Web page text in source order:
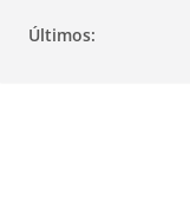
Últimos: